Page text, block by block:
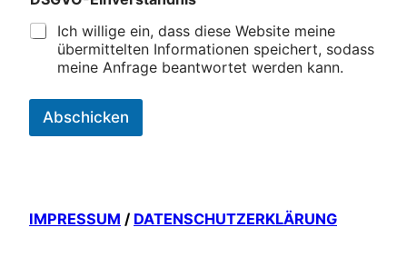
Ich willige ein, dass diese Website meine
übermittelten Informationen speichert, sodass
meine Anfrage beantwortet werden kann.
Abschicken
IMPRESSUM / DATENSCHUTZERKLÄRUNG